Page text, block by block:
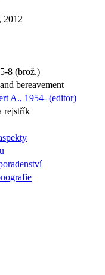
2012
8 (brož.)
bereavement
A., 1954- (editor)
rejstřík